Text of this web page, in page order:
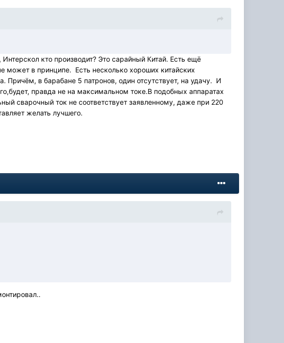
кто производит? Это сарайный Китай. Есть ещё
может в принципе. Есть несколько хороших китайских
Причём, в барабане 5 патронов, один отсутствует, на удачу. И
правда не на максимальном токе.В подобных аппаратах
сварочный ток не соответствует заявленному, даже при 220
желать лучшего.